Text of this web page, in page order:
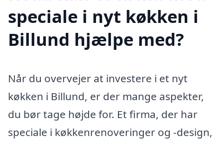
speciale i nyt køkken i
Billund hjælpe med?
Når du overvejer at investere i et nyt
køkken i Billund, er der mange aspekter,
du bør tage højde for. Et firma, der har
speciale i køkkenrenoveringer og -design,